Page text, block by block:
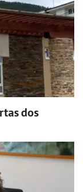
dos